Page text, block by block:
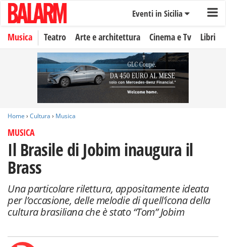
Eventi in Sicilia
Musica Teatro Arte e architettura Cinema e Tv Libri
Home › Cultura › Musica
MUSICA
Il Brasile di Jobim inaugura il
Brass
Una particolare rilettura, appositamente ideata
per l’occasione, delle melodie di quell’icona della
cultura brasiliana che è stato “Tom” Jobim